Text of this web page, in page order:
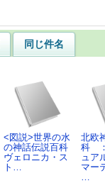
同じ件名
<図説>世界の水
の神話伝説百科
ヴェロニカ・ス
ト…
北欧
科
ュア
マー
…